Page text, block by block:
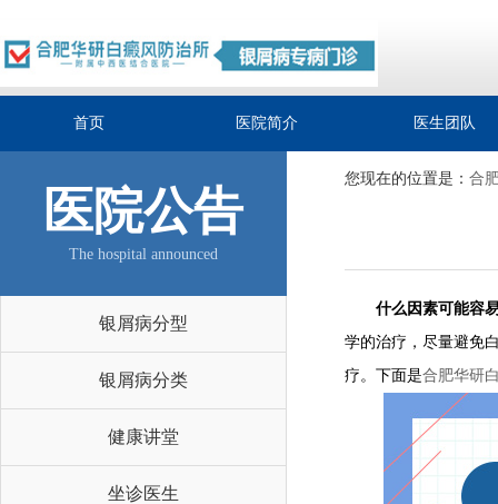
首页 医院简介 医生团队
医院公告
The hospital announced
银屑病分型
银屑病分类
健康讲堂
坐诊医生
您现在的位置是： 合
什么因素可能容
学的治疗，尽量避免
疗。下面是合肥华研